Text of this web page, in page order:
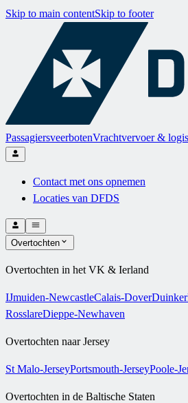
Skip to main contentSkip to footer
PassagiersveerbotenVrachtvervoer &
Contact met ons opnemen
Locaties van DFDS
Overtochten
Overtochten in het VK & Ierland
IJmuiden-NewcastleCalais-Dover
RosslareDieppe-Newhaven
Overtochten naar Jersey
St Malo-JerseyPortsmouth-JerseyPoole-
Overtochten in de Baltische Staten